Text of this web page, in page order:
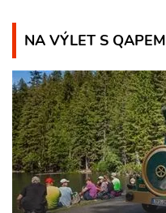
NA VÝLET S QAPEM